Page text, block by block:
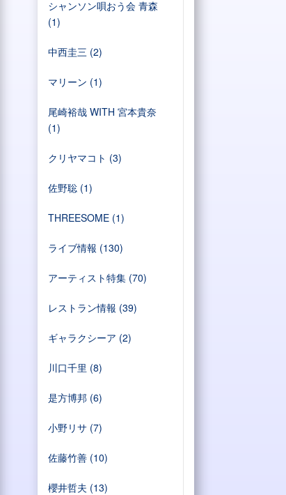
シャンソン唄おう会 青森
(1)
中西圭三 (2)
マリーン (1)
尾崎裕哉 WITH 宮本貴奈
(1)
クリヤマコト (3)
佐野聡(1)
THREESOME(1)
ライブ情報 (130)
アーティスト特集(70)
レストラン情報 (39)
ギャラクシーア (2)
川口千里 (8)
是方博邦(6)
小野リサ(7)
佐藤竹善(10)
櫻井哲夫 (13)